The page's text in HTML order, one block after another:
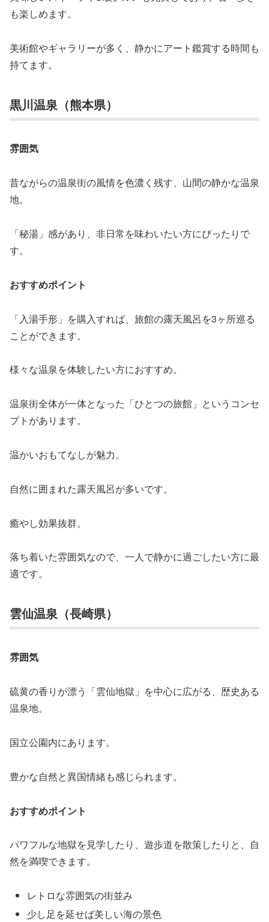
も楽しめます。
美術館やギャラリーが多く、静かにアート鑑賞する時間も
持てます。
黒川温泉（熊本県）
雰囲気
昔ながらの温泉街の風情を色濃く残す、山間の静かな温泉
地。
「秘湯」感があり、非日常を味わいたい方にぴったりで
す。
おすすめポイント
「入湯手形」を購入すれば、旅館の露天風呂を3ヶ所巡る
ことができます。
様々な温泉を体験したい方におすすめ。
温泉街全体が一体となった「ひとつの旅館」というコンセ
プトがあります。
温かいおもてなしが魅力。
自然に囲まれた露天風呂が多いです。
癒やし効果抜群。
落ち着いた雰囲気なので、一人で静かに過ごしたい方に最
適です。
雲仙温泉（長崎県）
雰囲気
硫黄の香りが漂う「雲仙地獄」を中心に広がる、歴史ある
温泉地。
国立公園内にあります。
豊かな自然と異国情緒も感じられます。
おすすめポイント
パワフルな地獄を見学したり、遊歩道を散策したりと、自
然を満喫できます。
レトロな雰囲気の街並み
少し足を延せば美しい海の景色